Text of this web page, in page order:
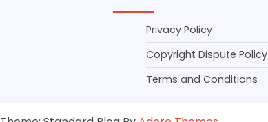
Privacy Policy
Copyright Dispute Policy
Terms and Conditions